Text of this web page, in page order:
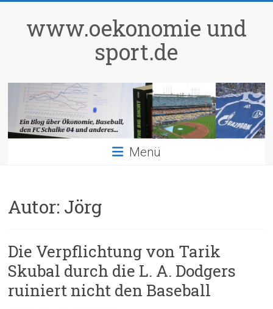
springenwww.oekonomie und
sport.de
Menü
Autor: Jörg
Die Verpflichtung von Tarik
Skubal durch die L. A. Dodgers
ruiniert nicht den Baseball